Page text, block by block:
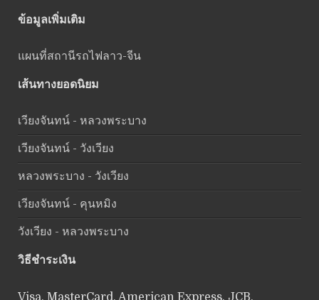
ข้อมูลเพิ่มเติม
แผนที่สถานีรถไฟลาว-จีน
เส้นทางยอดนิยม
เวียงจันทน์ - หลวงพระบาง
เวียงจันทน์ - วังเวียง
หลวงพระบาง - วังเวียง
เวียงจันทน์ - คุนหมิง
วังเวียง - หลวงพระบาง
วิธีชำระเงิน
Visa, MasterCard, American Express, JCB,